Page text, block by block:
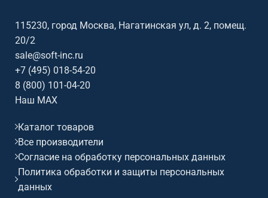
115230, город Москва, Нагатинская ул, д. 2, помещ.
20/2
sale@soft-inc.ru
+7 (495) 018-54-20
8 (800) 101-04-20
Наш MAX
Каталог товаров
Все производители
Согласие на обработку персональных данных
Политика обработки и защиты персональных
данных